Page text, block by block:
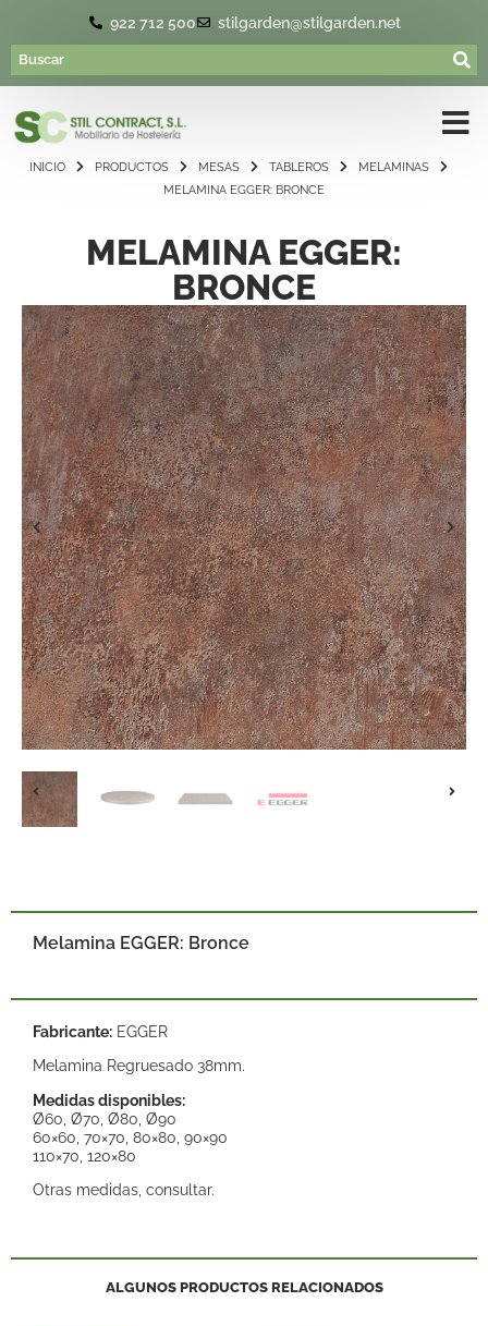
922 712 500 stilgarden@stilgarden.net
INICIO PRODUCTOS MESAS TABLEROS
MELAMINAS
MELAMINA EGGER: BRONCE
MELAMINA EGGER:
BRONCE
Melamina EGGER: Bronce
Fabricante: EGGER
Melamina Regruesado 38mm.
Medidas disponibles:
Ø60, Ø70, Ø80, Ø90
60×60, 70×70, 80×80, 90×90
110×70, 120×80
Otras medidas, consultar.
ALGUNOS PRODUCTOS RELACIONADOS